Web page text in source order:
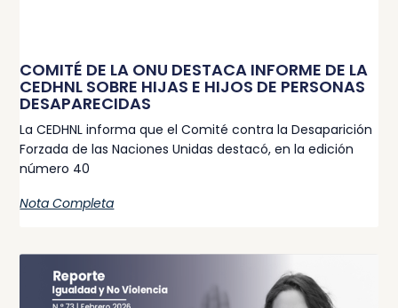
COMITÉ DE LA ONU DESTACA INFORME DE LA
CEDHNL SOBRE HIJAS E HIJOS DE PERSONAS
DESAPARECIDAS
La CEDHNL informa que el Comité contra la Desaparición
Forzada de las Naciones Unidas destacó, en la edición
número 40
Nota Completa